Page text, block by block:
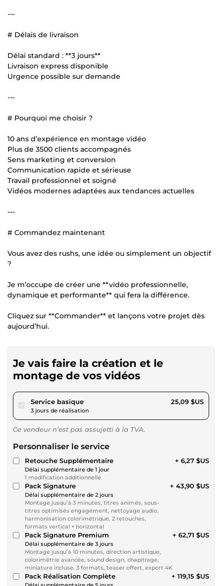
---
# Délais de livraison
Délai standard : **3 jours**
Livraison express disponible
Urgence possible sur demande
---
# Pourquoi me choisir ?
10 ans d’expérience en montage vidéo
Plus de 3500 clients accompagnés
Sens marketing et conversion
Communication rapide et sérieuse
Travail professionnel et soigné
Vidéos modernes adaptées aux tendances actuelles
---
# Commandez maintenant
Vous avez des rushs, une idée ou simplement un objectif
?
Je m’occupe de créer une **vidéo professionnelle,
dynamique et performante** qui fera la différence.
Cliquez sur **Commander** et lançons votre projet dès
aujourd’hui.
Je vais faire la création et le
montage de vos vidéos
Service basiquepour 23,12 $US
3 jours de réalisation
25,09 $US
Ce vendeur n’est pas assujetti à la TVA.
Personnaliser le service
Retouche Supplémentaire
Délai supplémentaire de 1 jour
1 modification additionnelle
+ 6,27 $US
Pack Signature
Délai supplémentaire de 2 jours
Montage jusqu’à 3 minutes, titres animés, sous-
titres optimisés engagement, nettoyage audio,
harmonisation colorimétrique, 2 retouches,
formats vertical + horizontal
+ 43,90 $US
Pack Signature Premium
Délai supplémentaire de 3 jours
Montage jusqu’à 10 minutes, direction artistique,
colorimétrie avancée, sound design, chapitrage,
miniature incluse, 3 formats, teaser offert, export 4K
+ 62,71 $US
Pack Réalisation Complète + 119,15 $US